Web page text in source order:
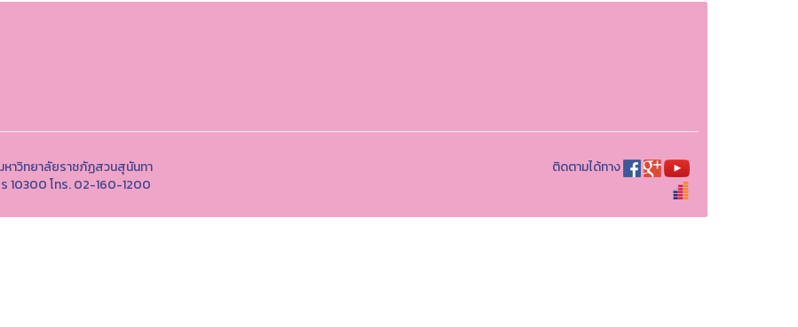
าวิทยาลัยราชภัฏสวนสุนันทา
10300 โทร. 02-160-1200
ติดตามได้ทาง